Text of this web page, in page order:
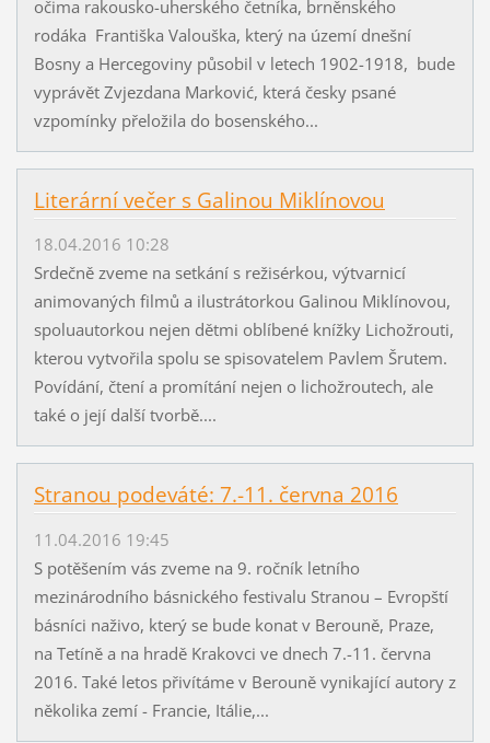
očima rakousko-uherského četníka, brněnského
rodáka Františka Valouška, který na území dnešní
Bosny a Hercegoviny působil v letech 1902-1918, bude
vyprávět Zvjezdana Marković, která česky psané
vzpomínky přeložila do bosenského...
Literární večer s Galinou Miklínovou
18.04.2016 10:28
Srdečně zveme na setkání s režisérkou, výtvarnicí
animovaných filmů a ilustrátorkou Galinou Miklínovou,
spoluautorkou nejen dětmi oblíbené knížky Lichožrouti,
kterou vytvořila spolu se spisovatelem Pavlem Šrutem.
Povídání, čtení a promítání nejen o lichožroutech, ale
také o její další tvorbě....
Stranou podeváté: 7.-11. června 2016
11.04.2016 19:45
S potěšením vás zveme na 9. ročník letního
mezinárodního básnického festivalu Stranou – Evropští
básníci naživo, který se bude konat v Berouně, Praze,
na Tetíně a na hradě Krakovci ve dnech 7.-11. června
2016. Také letos přivítáme v Berouně vynikající autory z
několika zemí - Francie, Itálie,...